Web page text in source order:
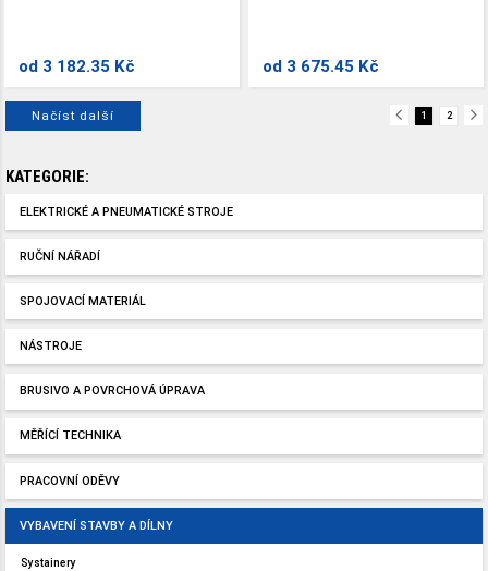
od 3 182.35 Kč od 3 675.45 Kč
Načíst další 1 2
KATEGORIE:
ELEKTRICKÉ A PNEUMATICKÉ STROJE
RUČNÍ NÁŘADÍ
SPOJOVACÍ MATERIÁL
NÁSTROJE
BRUSIVO A POVRCHOVÁ ÚPRAVA
MĚŘÍCÍ TECHNIKA
PRACOVNÍ ODĚVY
VYBAVENÍ STAVBY A DÍLNY
Systainery